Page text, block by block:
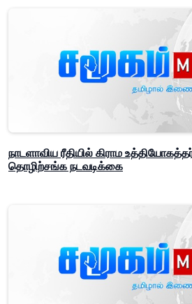
நாடளாவிய ரீதியில் கிராம
தொழிற்சங்க நடவடிக்கை